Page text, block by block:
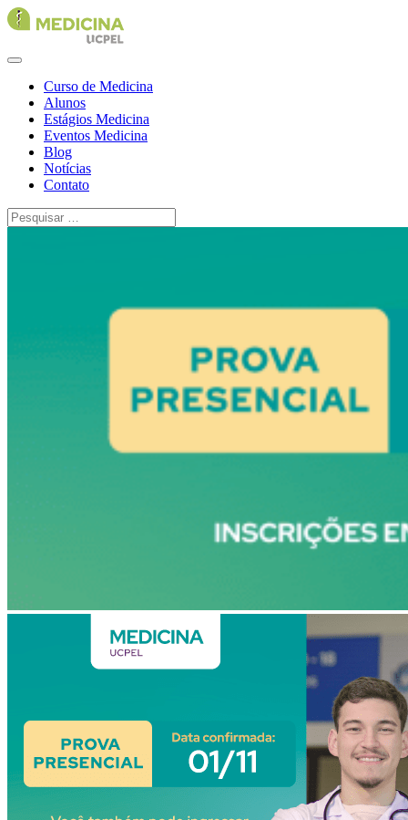
Curso de Medicina
Alunos
Estágios Medicina
Eventos Medicina
Blog
Notícias
Contato